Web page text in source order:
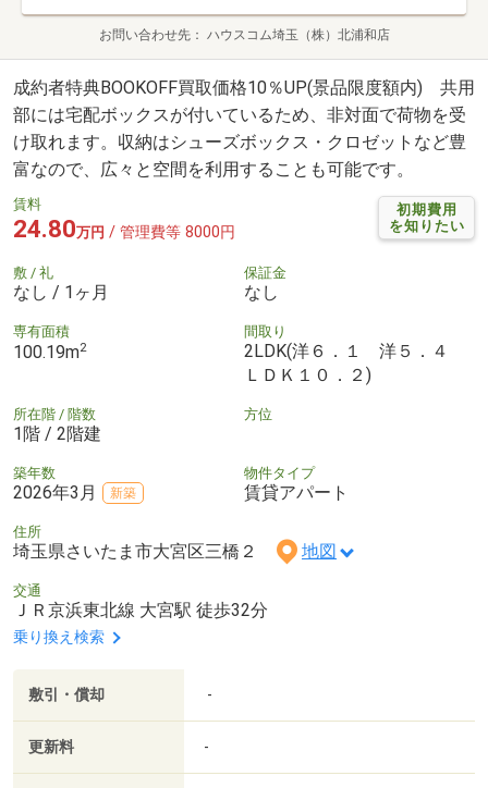
お問い合わせ先 ハウスコム埼玉（株）北浦和店
成約者特典BOOKOFF買取価格10％UP(景品限度額内) 共用
部には宅配ボックスが付いているため、非対面で荷物を受
け取れます。収納はシューズボックス・クロゼットなど豊
富なので、広々と空間を利用することも可能です。
初期費用
を知りたい
賃料
24.80万円 / 管理費等 8000円
敷 / 礼
なし / 1ヶ月
保証金
なし
専有面積
100.19m2
間取り
2LDK(洋６．１ 洋５．４
ＬＤＫ１０．２)
所在階 / 階数
1階 / 2階建
方位
築年数
2026年3月 新築
物件タイプ
賃貸アパート
住所
埼玉県さいたま市大宮区三橋２ 地図
交通
ＪＲ京浜東北線 大宮駅 徒歩32分
乗り換え検索
敷引・償却 -
更新料 -